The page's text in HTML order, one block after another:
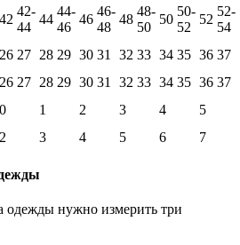
42
42-
44
44
44-
46
46
46-
48
48
48-
50
50
50-
52
52
52-
54
26 27 28 29 30 31 32 33 34 35 36 37
26 27 28 29 30 31 32 33 34 35 36 37
0 1 2 3 4
5
2 3 4 5 6 7
одежды нужно измерить три